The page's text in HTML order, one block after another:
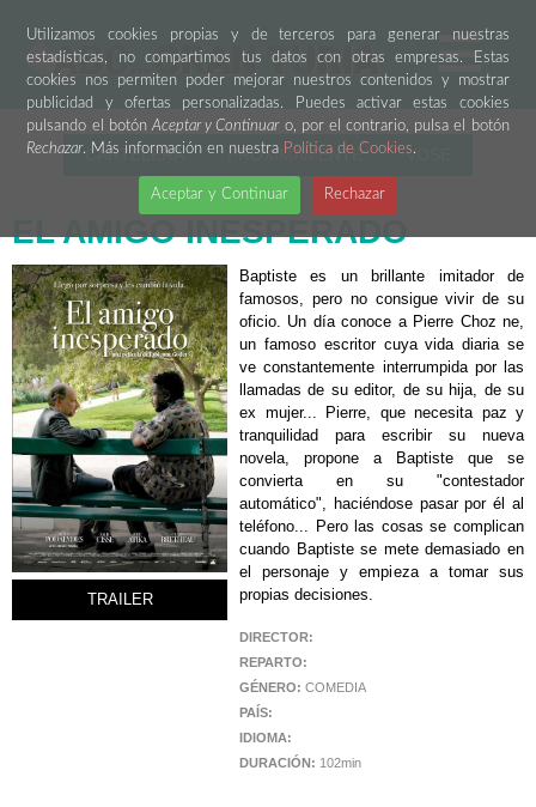
Utilizamos cookies propias y de terceros para generar nuestras
estadísticas, no compartimos tus datos con otras empresas. Estas
cookies nos permiten poder mejorar nuestros contenidos y mostrar
publicidad y ofertas personalizadas. Puedes activar estas cookies
pulsando el botón Aceptar y Continuaro, por el contrario, pulsa el botón
Rechazar. Más información en nuestra Política de Cookies.
Aceptar y Continuar Rechazar
CARTELERA PRÓXIMAMENTE VOSE
EL AMIGO INESPERADO
TRAILER
Baptiste es un brillante imitador de
famosos, pero no consigue vivir de su
oficio. Un día conoce a Pierre Choz ne,
un famoso escritor cuya vida diaria se
ve constantemente interrumpida por las
llamadas de su editor, de su hija, de su
ex mujer... Pierre, que necesita paz y
tranquilidad para escribir su nueva
novela, propone a Baptiste que se
convierta en su "contestador
automático", haciéndose pasar por él al
teléfono... Pero las cosas se complican
cuando Baptiste se mete demasiado en
el personaje y empieza a tomar sus
propias decisiones.
DIRECTOR:
REPARTO:
GÉNERO: COMEDIA
PAÍS:
IDIOMA:
DURACIÓN: 102min